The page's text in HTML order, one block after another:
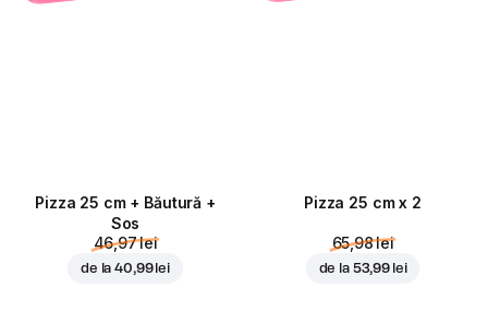
Pizza 25 cm + Băutură +
Sos
46,97 lei
de la40,99 lei
Pizza 25 cm x 2
65,98 lei
de la 53,99 lei